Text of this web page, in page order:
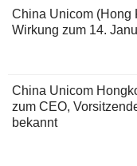
China Unicom (Hong
Wirkung zum 14.
China Unicom
zum CEO,
bekannt